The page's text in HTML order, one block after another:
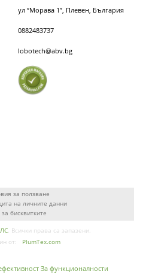
ул “Морава 1”, Плевен, България
0882483737
lobotech@abv.bg
за ползване
на личните данни
бисквитките
. Всички права са запазени.
от:
PlumTex.com
За функционалности